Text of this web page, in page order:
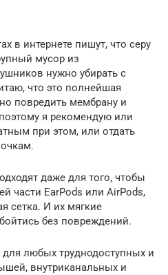
в интернете пишут, что серу
мусор из
нужно убирать с
что это полнейшая
повредить мембрану и
я рекомендую или
при этом, или отдать
даже для того, чтобы
части EarPods или AirPods,
сетка. И их мягкие
без повреждений.
любых труднодоступных и
внутриканальных и